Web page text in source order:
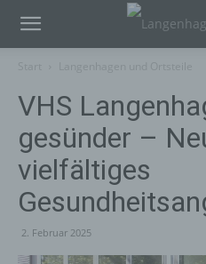
VHS
gesünder –
vielfältiges
2. Februar 2025